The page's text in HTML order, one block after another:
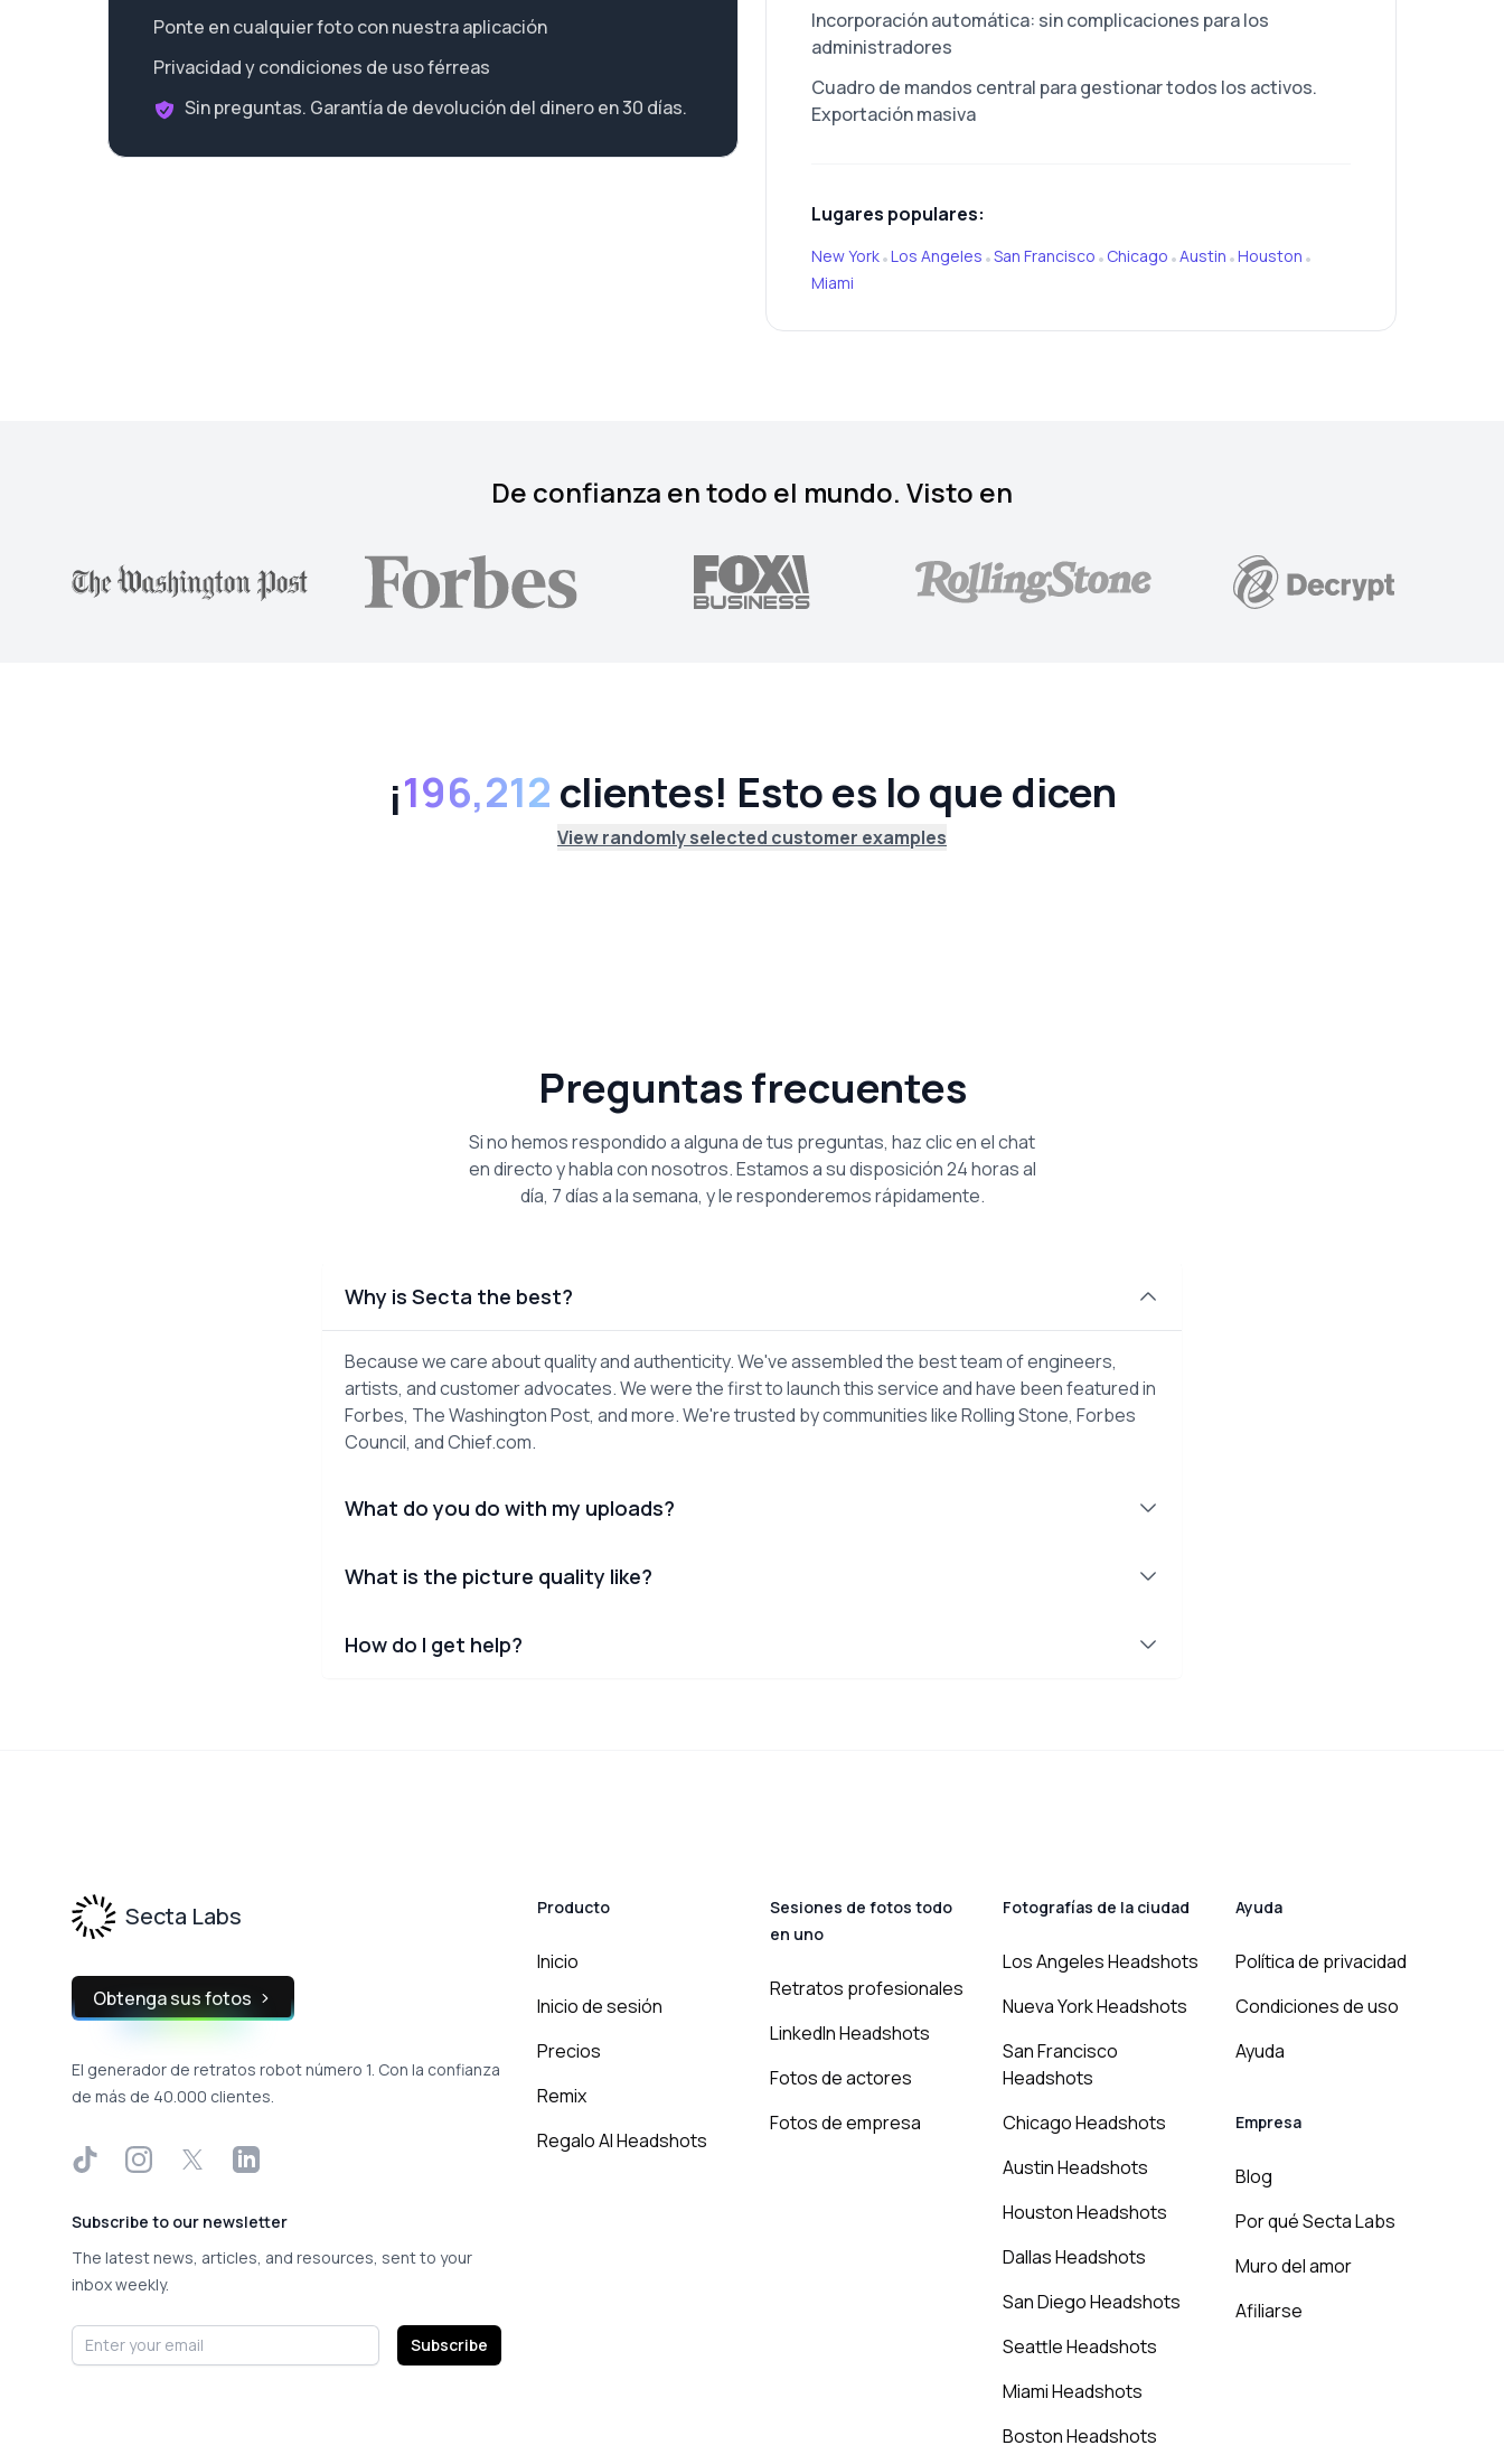
Ponte en cualquier foto con nuestra aplicación
Privacidad y condiciones de uso férreas
Sin preguntas. Garantía de devolución del dinero en 30 días.
Incorporación automática: sin complicaciones para los
administradores
Cuadro de mandos central para gestionar todos los activos.
Exportación masiva
Lugares populares:
New York•Los Angeles •San Francisco • Chicago •Austin •Houston •
Miami
De confianza en todo el mundo. Visto en
¡196,212 clientes! Esto es lo que dicen
View randomly selected customer examples
Preguntas frecuentes
Si no hemos respondido a alguna de tus preguntas, haz clic en el chat
en directo y habla con nosotros. Estamos a su disposición 24 horas al
día, 7 días a la semana, y le responderemos rápidamente.
Why is Secta the best?
Because we care about quality and authenticity. We've assembled the best team of engineers,
artists, and customer advocates. We were the first to launch this service and have been featured in
Forbes, The Washington Post, and more. We're trusted by communities like Rolling Stone, Forbes
Council, and Chief.com.
What do you do with my uploads?
What is the picture quality like?
How do I get help?
Secta Labs
Obtenga sus fotos
El generador de retratos robot número 1. Con la confianza
de más de 40.000 clientes.
TikTokInstagram
X LinkedIn
Subscribe to our newsletter
The latest news, articles, and resources, sent to your
inbox weekly.
Email address Subscribe
Producto
Inicio
Inicio de sesión
Precios
Remix
Regalo AI Headshots
Sesiones de fotos todo
en uno
Retratos profesionales
LinkedIn Headshots
Fotos de actores
Fotos de empresa
Fotografías de la ciudad
Los Angeles Headshots
Nueva York Headshots
San Francisco
Headshots
Chicago Headshots
Austin Headshots
Houston Headshots
Dallas Headshots
San Diego Headshots
Seattle Headshots
Miami Headshots
Boston Headshots
Ayuda
Política de privacidad
Condiciones de uso
Ayuda
Empresa
Blog
Por qué Secta Labs
Muro del amor
Afiliarse